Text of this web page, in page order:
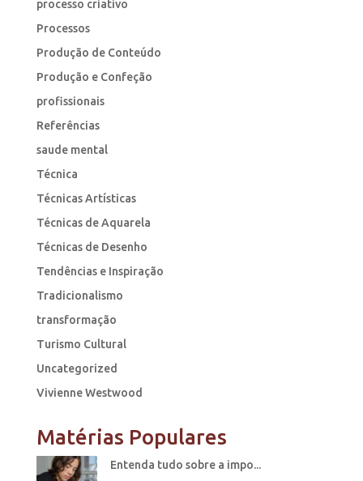
processo criativo
Processos
Produção de Conteúdo
Produção e Confeção
profissionais
Referências
saude mental
Técnica
Técnicas Artísticas
Técnicas de Aquarela
Técnicas de Desenho
Tendências e Inspiração
Tradicionalismo
transformação
Turismo Cultural
Uncategorized
Vivienne Westwood
Matérias Populares
Entenda tudo sobre a impo...